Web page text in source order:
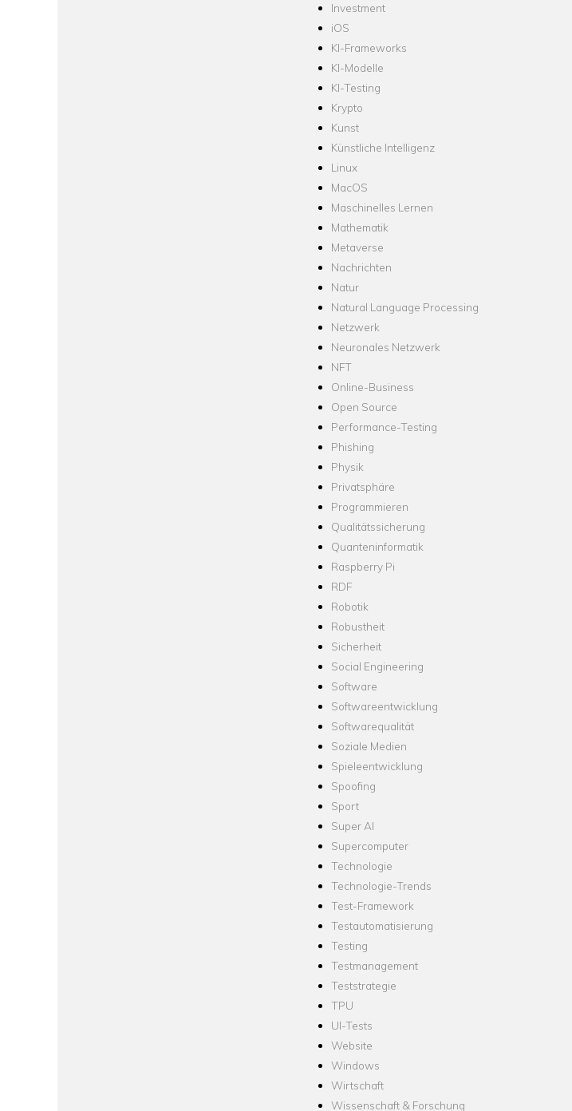
Investment
iOS
KI-Frameworks
KI-Modelle
KI-Testing
Krypto
Kunst
Künstliche Intelligenz
Linux
MacOS
Maschinelles Lernen
Mathematik
Metaverse
Nachrichten
Natur
Natural Language Processing
Netzwerk
Neuronales Netzwerk
NFT
Online-Business
Open Source
Performance-Testing
Phishing
Physik
Privatsphäre
Programmieren
Qualitätssicherung
Quanteninformatik
Raspberry Pi
RDF
Robotik
Robustheit
Sicherheit
Social Engineering
Software
Softwareentwicklung
Softwarequalität
Soziale Medien
Spieleentwicklung
Spoofing
Sport
Super AI
Supercomputer
Technologie
Technologie-Trends
Test-Framework
Testautomatisierung
Testing
Testmanagement
Teststrategie
TPU
UI-Tests
Website
Windows
Wirtschaft
Wissenschaft & Forschung